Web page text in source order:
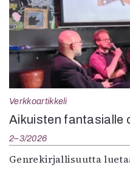
Verkkoartikkeli
Aikuisten fantasialle
2–3/2026
Genrekirjallisuutta